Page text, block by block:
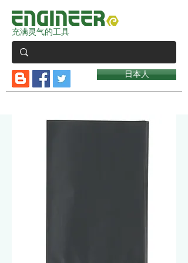
充满灵气的工具
日本人